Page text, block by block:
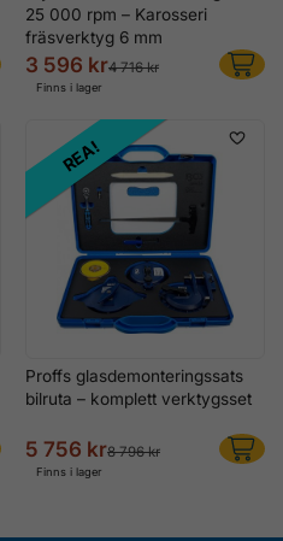
25 000 rpm – Karosseri
fräsverktyg 6 mm
3 596 kr4 716 kr
Finns i lager
REA!
Proffs glasdemonteringssats
bilruta – komplett verktygsset
5 756 kr8 796 kr
Finns i lager